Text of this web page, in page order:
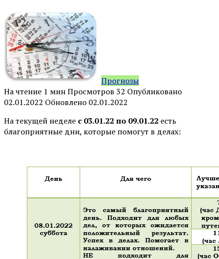
Прогнозы
На чтение 1 минПросмотров 32 Опубликовано
02.01.2022 Обновлено 02.01.2022
На текущей неделе с 03.01.22 по 09.01.22 есть
благоприятные дни, которые помогут в делах: